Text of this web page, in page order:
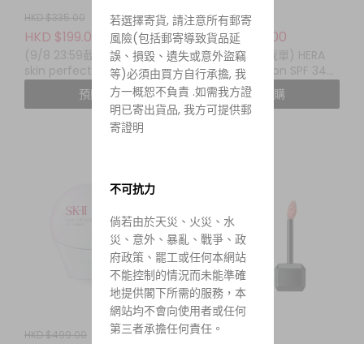
HKD $335.00
HKD $199.00
(9/8 23:59截單) yunjac
skin perfecting
protective base prep
預購
HKD $399.00
HKD $299.00
(9/8 23:59截單) HERA
Black Cushion SPF 34
PA++ (+Refill 15g)
預購
HKD $499.00 HKD $350.00
若選擇寄貨, 請注意所有郵寄
風險(包括郵寄導致貨品延
誤、損毀、遺失或意外盜竊
等)必須由買方自行承擔, 我
方一概恕不負責 .如需我方證
明已寄出貨品, 我方可提供郵
寄證明
不可抗力
倘若由於天災、火災、水
災、意外、暴亂、戰爭、政
府政策、罷工或任何本網站
不能控制的情況而未能準確
地提供閣下所需的服務，本
網站均不會向使用者或任何
第三者承擔任何責任。